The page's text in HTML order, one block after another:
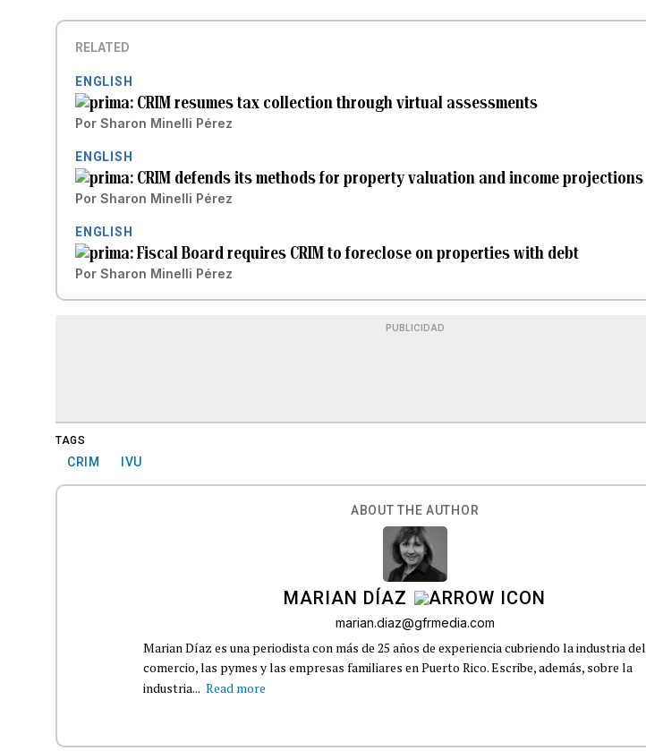
RELATED
ENGLISH
CRIM resumes tax collection through virtual assessments
Por Sharon Minelli Pérez
ENGLISH
CRIM defends its methods for property valuation and income projections
Por Sharon Minelli Pérez
ENGLISH
Fiscal Board requires CRIM to foreclose on properties with debt
Por Sharon Minelli Pérez
PUBLICIDAD
TAGS
CRIM IVU
ABOUT THE AUTHOR
MARIAN DÍAZ
marian.diaz@gfrmedia.com
Marian Díaz es una periodista con más de 25 años de experiencia cubriendo la industria del
comercio, las pymes y las empresas familiares en Puerto Rico. Escribe, además, sobre la
industria... Read more